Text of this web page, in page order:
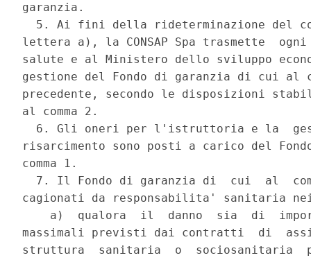
garanzia.
5. Ai fini della rideterminazione del
lettera a), la CONSAP Spa trasmette
salute e al Ministero dello sviluppo
gestione del Fondo di garanzia di cui
precedente, secondo le disposizioni
al comma 2.
6. Gli oneri per l'istruttoria e la
risarcimento sono posti a carico del
comma 1.
7. Il Fondo di garanzia di  cui  al
cagionati da responsabilita' sanitaria
a)  qualora  il  danno  sia  di
massimali previsti dai contratti  di
struttura  sanitaria  o  sociosanitaria